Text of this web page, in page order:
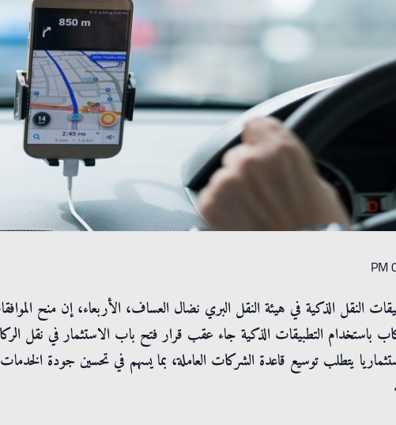
باستخدام التطبيقات الذكية جاء عقب قرار فتح باب الاستثمار في نقل
يتطلب توسيع قاعدة الشركات العاملة، بما يسهم في تحسين جودة الخدمات